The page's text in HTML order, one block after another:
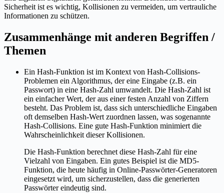
Sicherheit ist es wichtig, Kollisionen zu vermeiden, um vertrauliche
Informationen zu schützen.
Zusammenhänge mit anderen Begriffen /
Themen
Ein Hash-Funktion ist im Kontext von Hash-Collisions-
Problemen ein Algorithmus, der eine Eingabe (z.B. ein
Passwort) in eine Hash-Zahl umwandelt. Die Hash-Zahl ist
ein einfacher Wert, der aus einer festen Anzahl von Ziffern
besteht. Das Problem ist, dass sich unterschiedliche Eingaben
oft demselben Hash-Wert zuordnen lassen, was sogenannte
Hash-Collisions. Eine gute Hash-Funktion minimiert die
Wahrscheinlichkeit dieser Kollisionen.
Die Hash-Funktion berechnet diese Hash-Zahl für eine
Vielzahl von Eingaben. Ein gutes Beispiel ist die MD5-
Funktion, die heute häufig in Online-Passwörter-Generatoren
eingesetzt wird, um sicherzustellen, dass die generierten
Passwörter eindeutig sind.